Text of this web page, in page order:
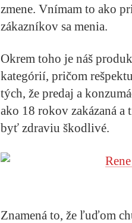
zmene. Vnímam to ako
zákazníkov sa menia.
Okrem toho je náš
kategórií, pričom
tých, že predaj a
ako 18 rokov zakázaná
byť zdraviu škodlivé.
Znamená to, že ľuďom